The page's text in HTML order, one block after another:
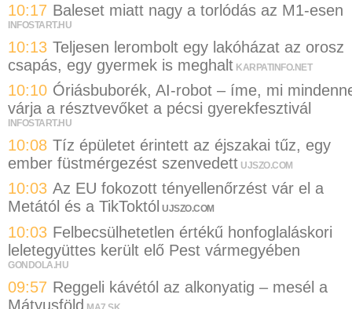
10:17 Baleset miatt nagy a torlódás az M1-esen
INFOSTART.HU
10:13 Teljesen lerombolt egy lakóházat az orosz
csapás, egy gyermek is meghalt KARPATINFO.NET
10:10 Óriásbuborék, AI-robot – íme, mi
várja a résztvevőket a pécsi gyerekfesztivál
INFOSTART.HU
10:08 Tíz épületet érintett az éjszakai tűz, egy
ember füstmérgezést szenvedett UJSZO.COM
10:03 Az EU fokozott tényellenőrzést vár el a
Metától és a TikToktól UJSZO.COM
10:03 Felbecsülhetetlen értékű honfoglaláskori
leletegyüttes került elő Pest vármegyében
GONDOLA.HU
09:57 Reggeli kávétól az alkonyatig – mesél a
Mátyusföld